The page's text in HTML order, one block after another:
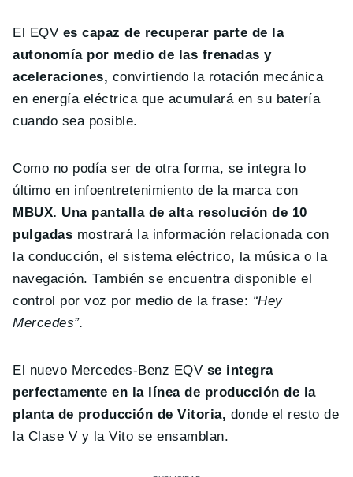
El EQV es capaz de recuperar parte de la
autonomía por medio de las frenadas y
aceleraciones, convirtiendo la rotación mecánica
en energía eléctrica que acumulará en su batería
cuando sea posible.
Como no podía ser de otra forma, se integra lo
último en infoentretenimiento de la marca con
MBUX. Una pantalla de alta resolución de 10
pulgadas mostrará la información relacionada con
la conducción, el sistema eléctrico, la música o la
navegación. También se encuentra disponible el
control por voz por medio de la frase: “Hey
Mercedes”.
El nuevo Mercedes-Benz EQV se integra
perfectamente en la línea de producción de la
planta de producción de Vitoria, donde el resto de
la Clase V y la Vito se ensamblan.